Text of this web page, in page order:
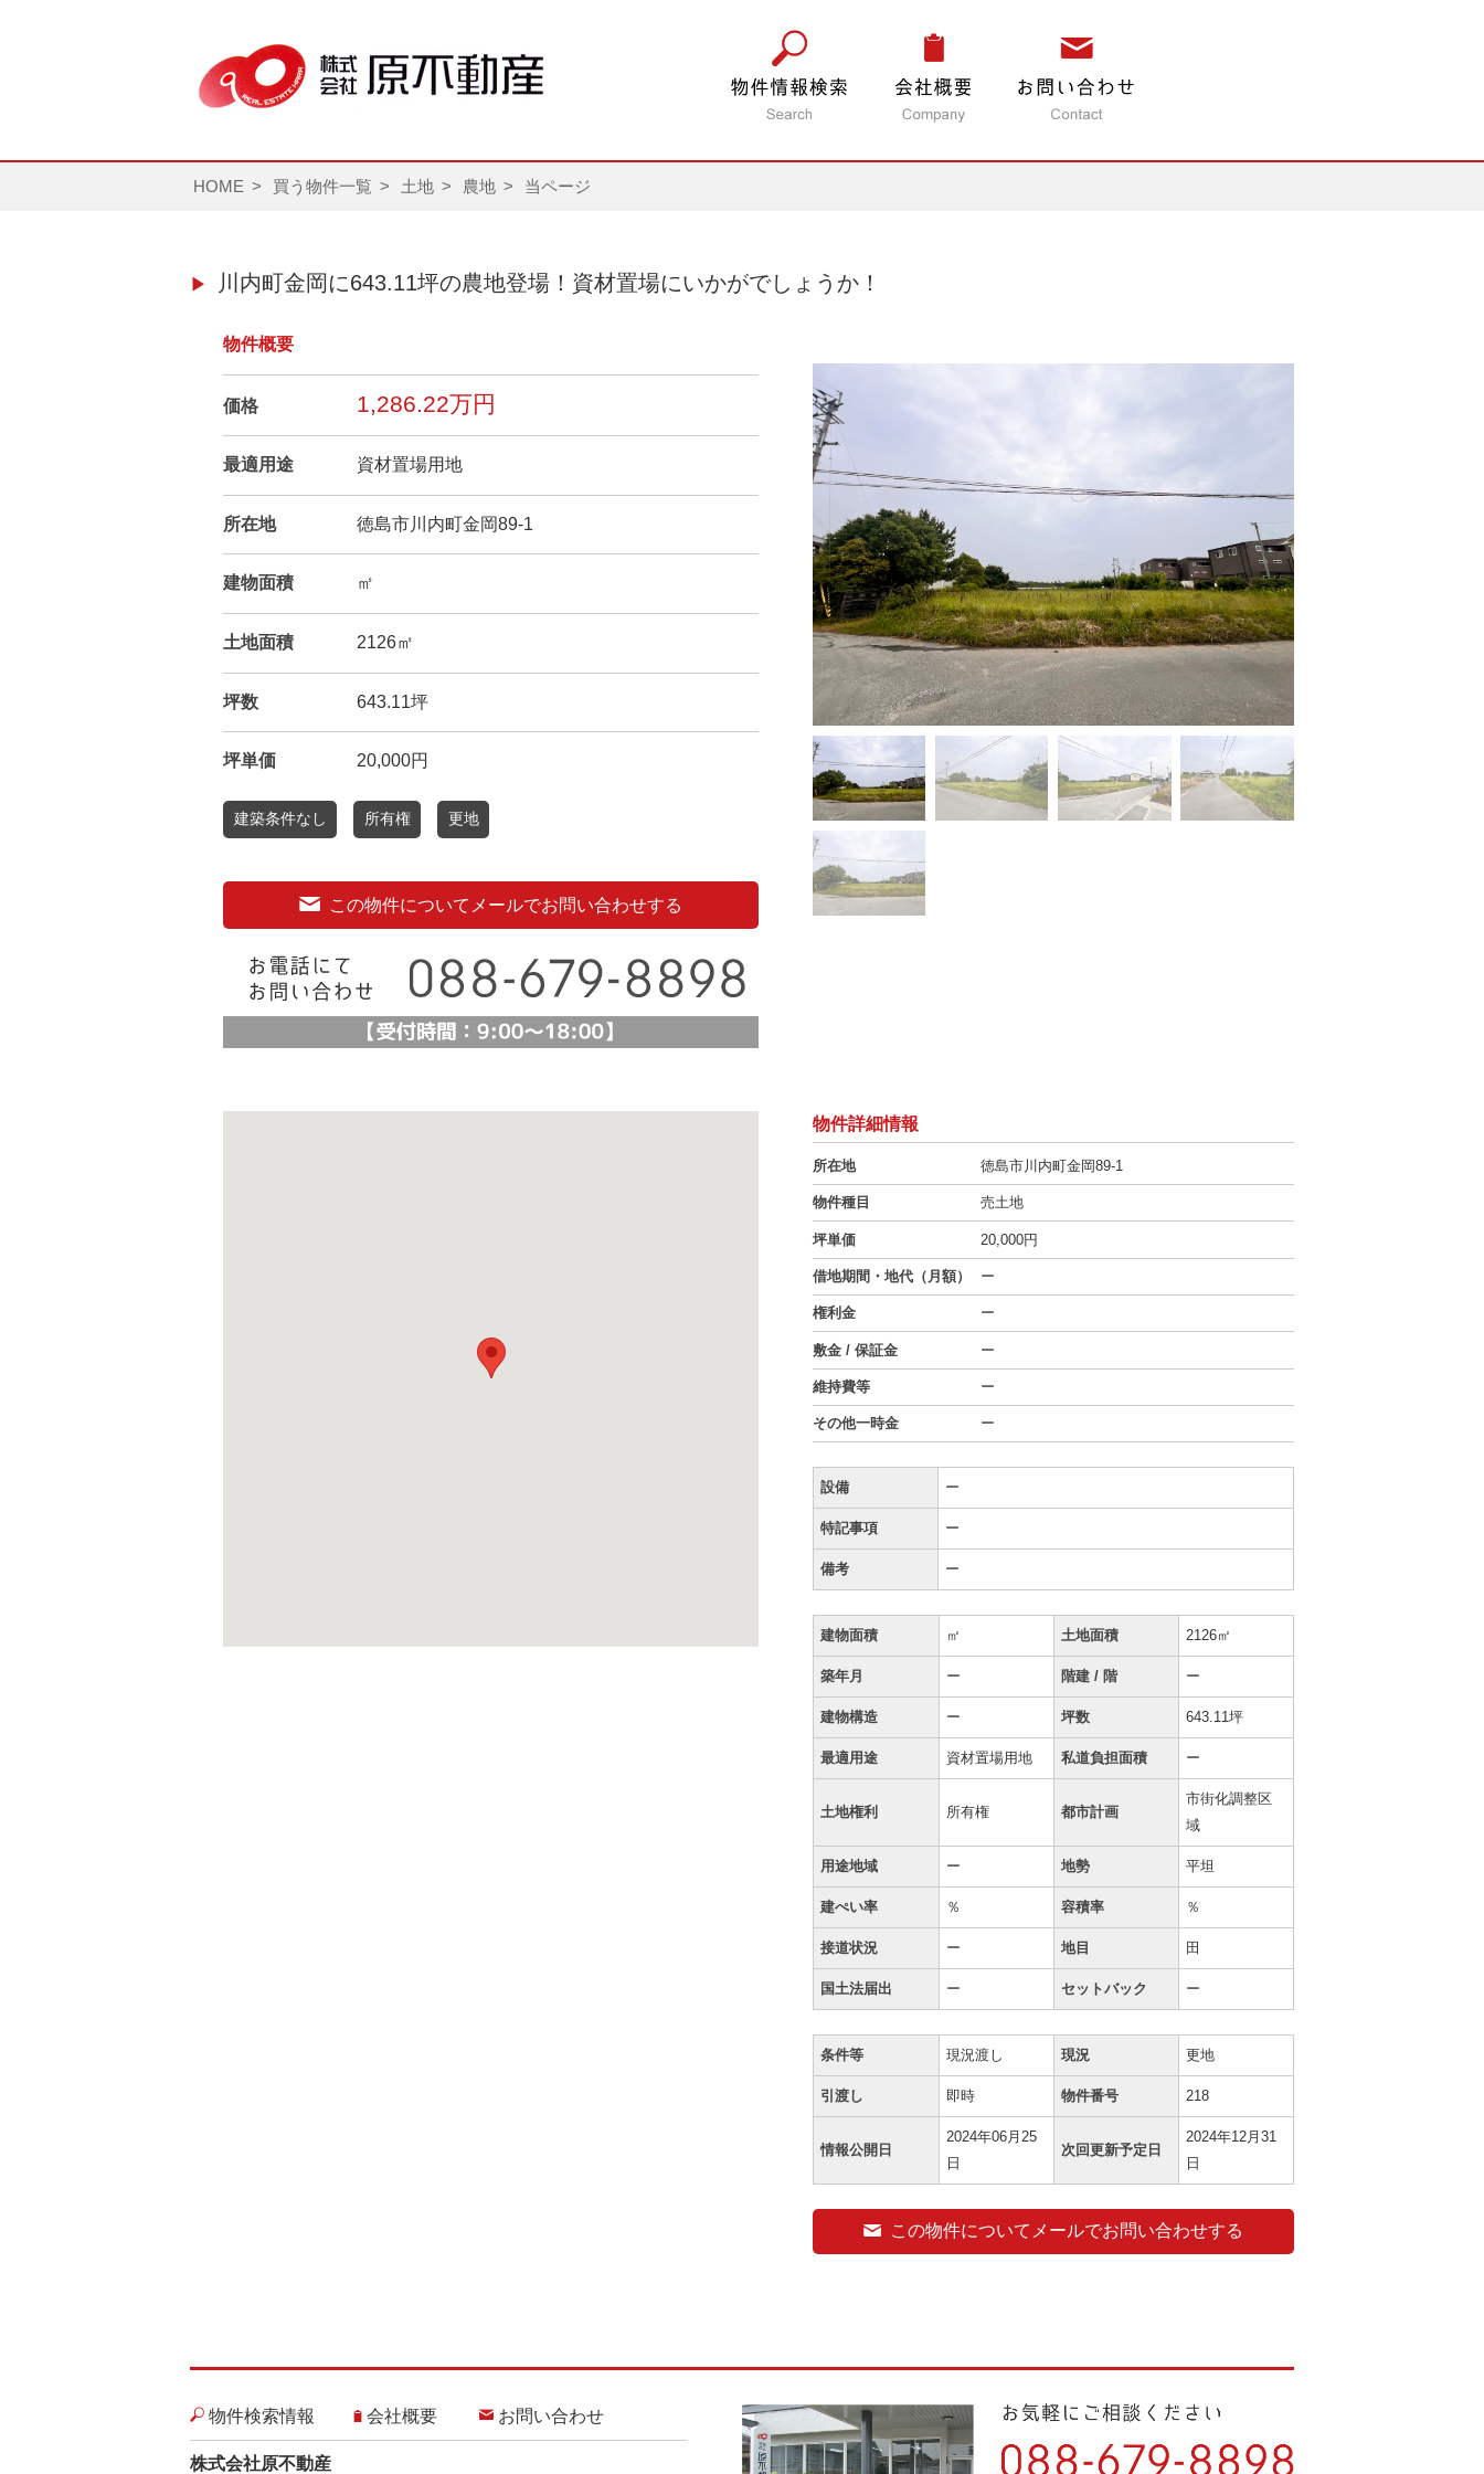
HOME 買う物件一覧 土地 農地 当ページ
川内町金岡に643.11坪の農地登場！資材置場にいかがでしょうか！
物件概要
価格 1,286.22万円
最適用途 資材置場用地
所在地 徳島市川内町金岡89-1
建物面積 ㎡
土地面積 2126㎡
坪数 643.11坪
坪単価 20,000円
建築条件なし 所有権 更地
この物件についてメールでお問い合わせする
物件詳細情報
所在地 徳島市川内町金岡89-1
物件種目 売土地
坪単価 20,000円
借地期間・地代（月額） ー
権利金 ー
敷金 / 保証金 ー
維持費等 ー
その他一時金 ー
設備 ー
特記事項 ー
備考 ー
建物面積 ㎡ 土地面積 2126㎡
築年月 ー 階建 / 階 ー
建物構造 ー 坪数 643.11坪
最適用途 資材置場用地 私道負担面積 ー
土地権利 所有権 都市計画
市街化調整区
域
用途地域 ー 地勢 平坦
建ぺい率 ％ 容積率 ％
接道状況 ー 地目 田
国土法届出 ー セットバック ー
条件等 現況渡し 現況 更地
引渡し 即時 物件番号 218
情報公開日
2024年06月25
日
次回更新予定日
2024年12月31
日
この物件についてメールでお問い合わせする
物件検索情報 会社概要 お問い合わせ
株式会社原不動産